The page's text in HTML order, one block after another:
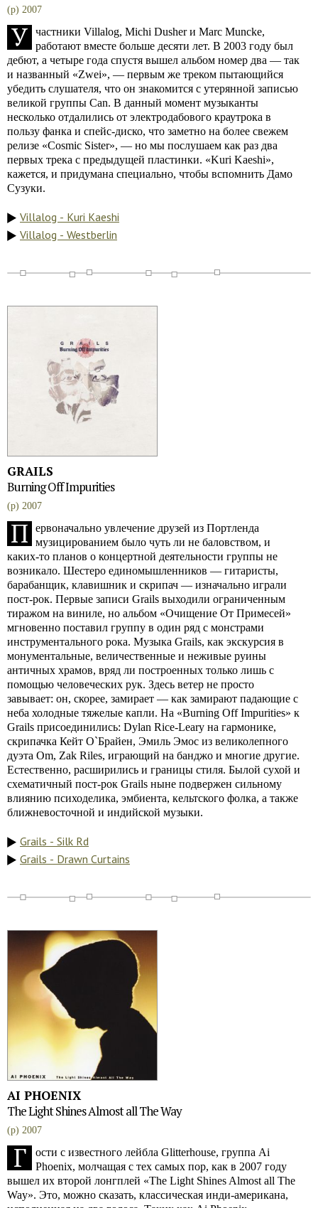
(p) 2007
У
частники Villalog, Michi Dusher и Marc Muncke,
работают вместе больше десяти лет. В 2003 году был
дебют, а четыре года спустя вышел альбом номер два — так
и названный «Zwei», — первым же треком пытающийся
убедить слушателя, что он знакомится с утерянной записью
великой группы Can. В данный момент музыканты
несколько отдалились от электродабового краутрока в
пользу фанка и спейс-диско, что заметно на более свежем
релизе «Cosmic Sister», — но мы послушаем как раз два
первых трека с предыдущей пластинки. «Kuri Kaeshi»,
кажется, и придумана специально, чтобы вспомнить Дамо
Сузуки.
Villalog - Kuri Kaeshi
Villalog - Westberlin
GRAILS
Burning Off Impurities
(p) 2007
П
ервоначально увлечение друзей из Портленда
музицированием было чуть ли не баловством, и
каких-то планов о концертной деятельности группы не
возникало. Шестеро единомышленников — гитаристы,
барабанщик, клавишник и скрипач — изначально играли
пост-рок. Первые записи Grails выходили ограниченным
тиражом на виниле, но альбом «Очищение От Примесей»
мгновенно поставил группу в один ряд с монстрами
инструментального рока. Музыка Grails, как экскурсия в
монументальные, величественные и неживые руины
античных храмов, вряд ли построенных только лишь с
помощью человеческих рук. Здесь ветер не просто
завывает: он, скорее, замирает — как замирают падающие с
неба холодные тяжелые капли. На «Burning Off Impurities» к
Grails присоединились: Dylan Rice-Leary на гармонике,
скрипачка Кейт О`Брайен, Эмиль Эмос из великолепного
дуэта Om, Zak Riles, играющий на банджо и многие другие.
Естественно, расширились и границы стиля. Былой сухой и
схематичный пост-рок Grails ныне подвержен сильному
влиянию психоделика, эмбиента, кельтского фолка, а также
ближневосточной и индийской музыки.
Grails - Silk Rd
Grails - Drawn Curtains
AI PHOENIX
The Light Shines Almost all The Way
(p) 2007
Г
ости с известного лейбла Glitterhouse, группа Ai
Phoenix, молчащая с тех самых пор, как в 2007 году
вышел их второй лонгплей «The Light Shines Almost all The
Way». Это, можно сказать, классическая инди-американа,